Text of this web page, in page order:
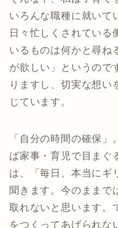
いろんな職種に就いて
日々忙しくされている
いるものは何かと尋ね
が欲しい」というので
りますし、切実な想い
じています。
「自分の時間の確保
ば家事・育児で目まぐ
は、「毎日、本当にギ
聞きます。今のままで
取れないと思います。
をつくってあげられな